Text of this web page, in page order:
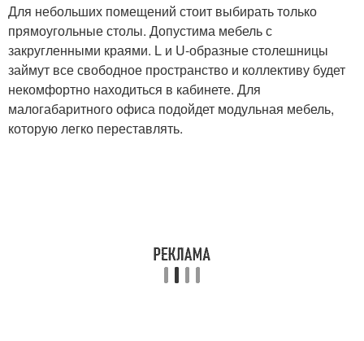
Для небольших помещений стоит выбирать только
прямоугольные столы. Допустима мебель с
закругленными краями. L и U-образные столешницы
займут все свободное пространство и коллективу будет
некомфортно находиться в кабинете. Для
малогабаритного офиса подойдет модульная мебель,
которую легко переставлять.